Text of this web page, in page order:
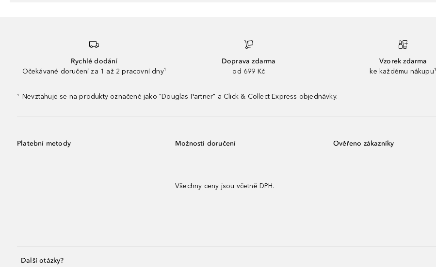
Rychlé dodání
Očekávané doručení za 1 až 2 pracovní dny¹
Doprava zdarma
od 699 Kč
Vzorek zdarma
ke každému nákupu¹
¹ Nevztahuje se na produkty označené jako "Douglas Partner" a Click & Collect Express objednávky.
Platební metody Možnosti doručení
Všechny ceny jsou včetně DPH.
Ověřeno zákazníky
Další otázky?